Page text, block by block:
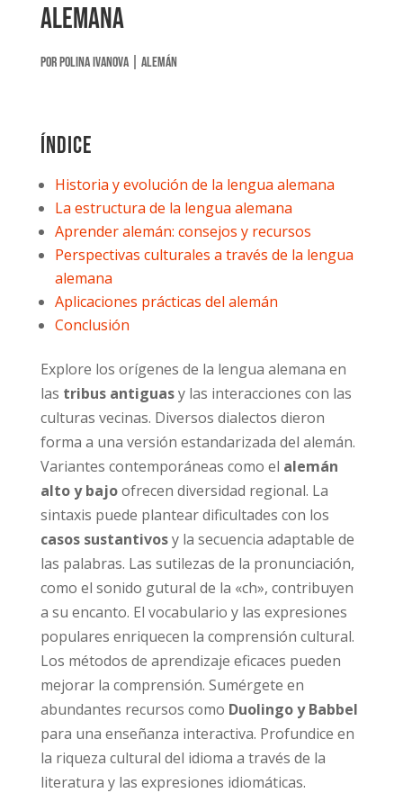
alemana
porPolina Ivanova| Alemán
Índice
Historia y evolución de la lengua alemana
La estructura de la lengua alemana
Aprender alemán: consejos y recursos
Perspectivas culturales a través de la lengua
alemana
Aplicaciones prácticas del alemán
Conclusión
Explore los orígenes de la lengua alemana en
las tribus antiguasy las interacciones con las
culturas vecinas. Diversos dialectos dieron
forma a una versión estandarizada del alemán.
Variantes contemporáneas como el alemán
alto y bajoofrecen diversidad regional. La
sintaxis puede plantear dificultades con los
casos sustantivosy la secuencia adaptable de
las palabras. Las sutilezas de la pronunciación,
como el sonido gutural de la «ch», contribuyen
a su encanto. El vocabulario y las expresiones
populares enriquecen la comprensión cultural.
Los métodos de aprendizaje eficaces pueden
mejorar la comprensión. Sumérgete en
abundantes recursos como Duolingo y Babbel
para una enseñanza interactiva. Profundice en
la riqueza cultural del idioma a través de la
literatura y las expresiones idiomáticas.